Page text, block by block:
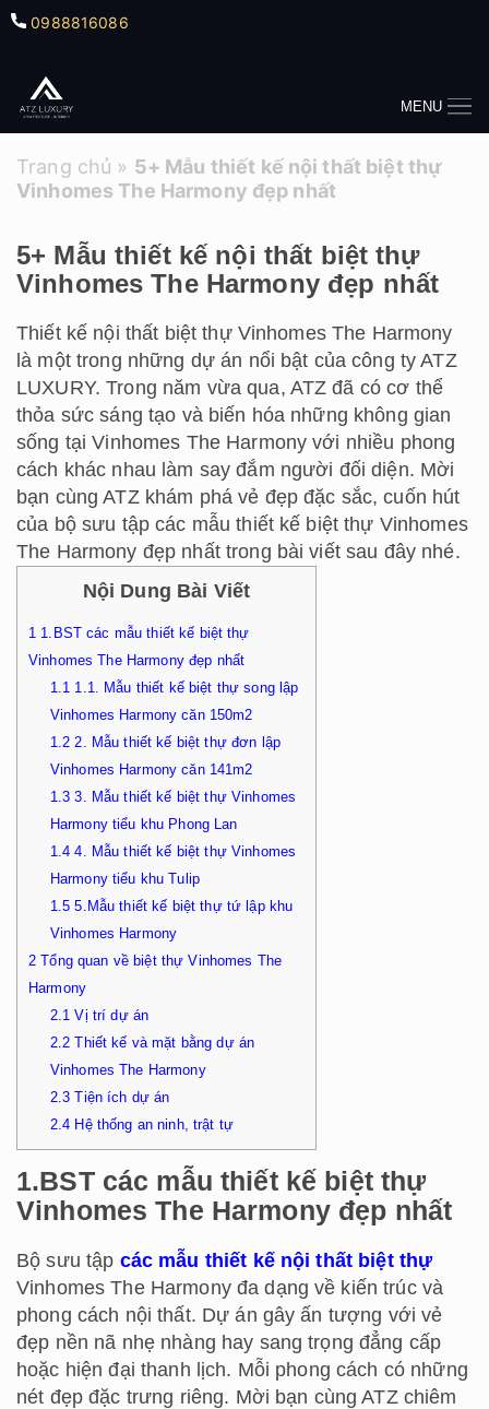
0988816086
MENU
Trang chủ » 5+ Mẫu thiết kế nội thất biệt thự
Vinhomes The Harmony đẹp nhất
5+ Mẫu thiết kế nội thất biệt thự
Vinhomes The Harmony đẹp nhất
Thiết kế nội thất biệt thự Vinhomes The Harmony
là một trong những dự án nổi bật của công ty ATZ
LUXURY. Trong năm vừa qua, ATZ đã có cơ thể
thỏa sức sáng tạo và biến hóa những không gian
sống tại Vinhomes The Harmony với nhiều phong
cách khác nhau làm say đắm người đối diện. Mời
bạn cùng ATZ khám phá vẻ đẹp đặc sắc, cuốn hút
của bộ sưu tập các mẫu thiết kế biệt thự Vinhomes
The Harmony đẹp nhất trong bài viết sau đây nhé.
Nội Dung Bài Viết
1 1.BST các mẫu thiết kế biệt thự
Vinhomes The Harmony đẹp nhất
1.1 1.1. Mẫu thiết kế biệt thự song lập
Vinhomes Harmony căn 150m2
1.2 2. Mẫu thiết kế biệt thự đơn lập
Vinhomes Harmony căn 141m2
1.3 3. Mẫu thiết kế biệt thự Vinhomes
Harmony tiểu khu Phong Lan
1.4 4. Mẫu thiết kế biệt thự Vinhomes
Harmony tiểu khu Tulip
1.5 5.Mẫu thiết kế biệt thự tứ lập khu
Vinhomes Harmony
2 Tổng quan về biệt thự Vinhomes The
Harmony
2.1 Vị trí dự án
2.2 Thiết kế và mặt bằng dự án
Vinhomes The Harmony
2.3 Tiện ích dự án
2.4 Hệ thống an ninh, trật tự
1.BST các mẫu thiết kế biệt thự
Vinhomes The Harmony đẹp nhất
Bộ sưu tập các mẫu thiết kế nội thất biệt thự
Vinhomes The Harmony đa dạng về kiến trúc và
phong cách nội thất. Dự án gây ấn tượng với vẻ
đẹp nền nã nhẹ nhàng hay sang trọng đẳng cấp
hoặc hiện đại thanh lịch. Mỗi phong cách có những
nét đẹp đặc trưng riêng. Mời bạn cùng ATZ chiêm